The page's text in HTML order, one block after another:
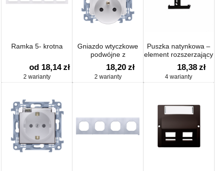
Ramka 5- krotna
od 18,14 zł
2 warianty
Gniazdo wtyczkowe
podwójne z
uziemieniem z
przesłonami 16A
18,20 zł
2 warianty
Puszka natynkowa –
element rozszerzający
puszkę pojedynczą
składaną do ramek
wielokrotnych
18,38 zł
4 warianty